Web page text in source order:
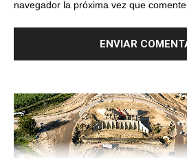
navegador la próxima vez que comente.